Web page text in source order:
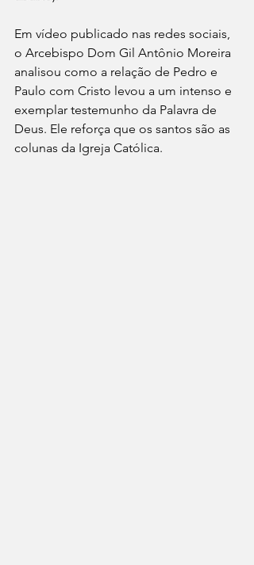
Em vídeo publicado nas redes sociais,
o Arcebispo Dom Gil Antônio Moreira
analisou como a relação de Pedro e
Paulo com Cristo levou a um intenso e
exemplar testemunho da Palavra de
Deus. Ele reforça que os santos são as
colunas da Igreja Católica.